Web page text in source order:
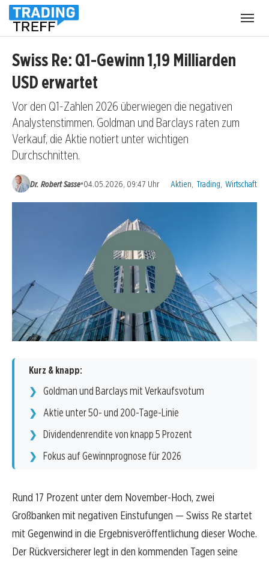
Swiss Re: Q1-Gewinn 1,19 Milliarden
USD erwartet
Vor den Q1-Zahlen 2026 überwiegen die negativen
Analystenstimmen. Goldman und Barclays raten zum
Verkauf, die Aktie notiert unter wichtigen
Durchschnitten.
Dr. Robert Sasse•04.05.2026, 09:47 Uhr Kategorien:
Aktien Trading Wirtschaft
Kurz & knapp:
Goldman und Barclays mit Verkaufsvotum
Aktie unter 50- und 200-Tage-Linie
Dividendenrendite von knapp 5 Prozent
Fokus auf Gewinnprognose für 2026
Rund 17 Prozent unter dem November-Hoch, zwei
Großbanken mit negativen Einstufungen — Swiss Re startet
mit Gegenwind in die Ergebnisveröffentlichung dieser Woche.
Der Rückversicherer legt in den kommenden Tagen seine